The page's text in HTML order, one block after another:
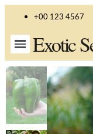
+00 123 4567
Exotic